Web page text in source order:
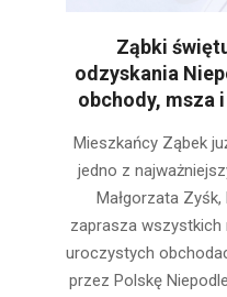
Ząbki
odzyskania
obchody, msza
11-
03
Mieszkańcy Ząbek
jedno z
Małgorzata
zaprasza wszystkich
uroczystych
przez Polskę